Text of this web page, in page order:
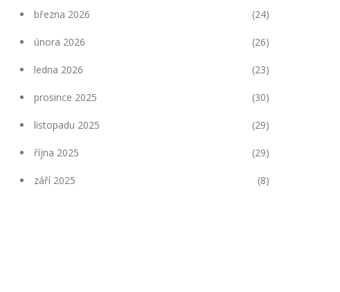
března 2026 (24)
února 2026 (26)
ledna 2026 (23)
prosince 2025 (30)
listopadu 2025 (29)
října 2025 (29)
září 2025 (8)